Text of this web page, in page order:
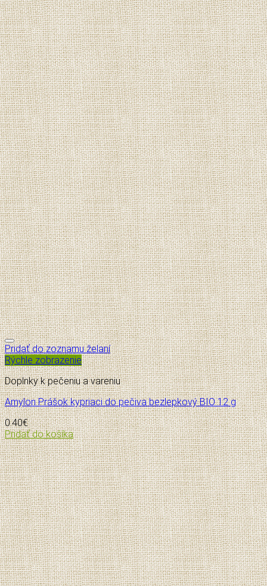
Pridať do zoznamu želaní
Rýchle zobrazenie
Doplnky k pečeniu a vareniu
Amylon Prášok kypriaci do pečiva bezlepkový BIO 12 g
0.40€
Pridať do košíka